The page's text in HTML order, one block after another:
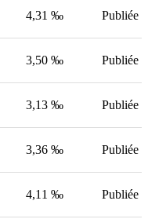
4,31 ‰ Publiée
3,50 ‰ Publiée
3,13 ‰ Publiée
3,36 ‰ Publiée
4,11 ‰ Publiée